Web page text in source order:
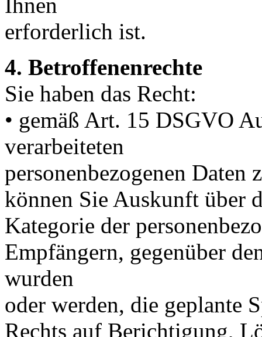
erforderlich ist.
4. Betroffenenrechte
Sie haben das Recht:
• gemäß Art. 15 DSGVO
verarbeiteten
personenbezogenen Daten
können Sie Auskunft über
Kategorie der
Empfängern, gegenüber
wurden
oder werden, die geplante
Rechts auf Berichtigung,